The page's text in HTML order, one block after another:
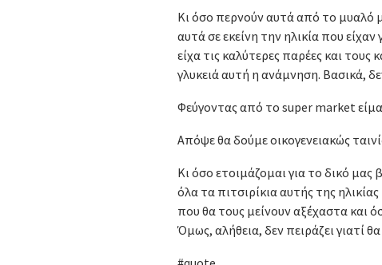
Κι όσο περνούν αυτά από το μυαλό
αυτά σε εκείνη την ηλικία που
είχα τις καλύτερες παρέες και
γλυκειά αυτή η ανάμνηση. Βασικά,
Φεύγοντας από το super market
Απόψε θα δούμε οικογενειακώς
Κι όσο ετοιμάζομαι για το δικό μας
όλα τα πιτσιρίκια αυτής της
που θα τους μείνουν αξέχαστα και
Όμως, αλήθεια, δεν πειράζει γιατί